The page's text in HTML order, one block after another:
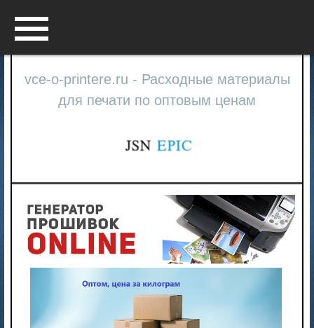
vce-o-printere.ru - Расходные материалы
для печати по оптовым ценам